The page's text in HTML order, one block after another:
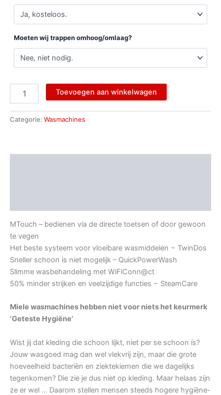
Moeten wij trappen omhoog/omlaag?
Toevoegen aan winkelwagen
Categorie: Wasmachines
MTouch – bedienen via de directe toetsen of door gewoon
te vegen
Het beste systeem voor vloeibare wasmiddelen − TwinDos
Sneller schoon is niet mogelijk – QuickPowerWash
Slimme wasbehandeling met WiFiConn@ct
50% minder strijken en veelzijdige functies − SteamCare
Miele wasmachines hebben niet voor niets het keurmerk
‘Geteste Hygiëne’
Wist jij dat kleding die schoon líjkt, niet per se schoon ís?
Jouw wasgoed mag dan wel vlekvrij zijn, maar die grote
hoeveelheid bacteriën en ziektekiemen die we dagelijks
tegenkomen? Die zie je dus niet op kleding. Maar helaas zijn
ze er wel … Daarom stellen mensen steeds hogere hygiëne-